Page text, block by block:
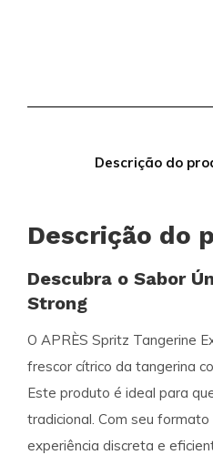
Descrição do
Descrição do
Descubra o Sabor
Strong
O APRÈS Spritz Tangerine
frescor cítrico da tangerina
Este produto é ideal para
tradicional. Com seu
experiência discreta e